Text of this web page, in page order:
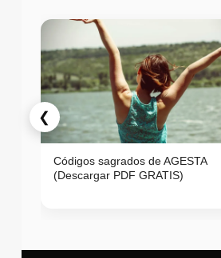
❮
Códigos sagrados de AGESTA
(Descargar PDF GRATIS)